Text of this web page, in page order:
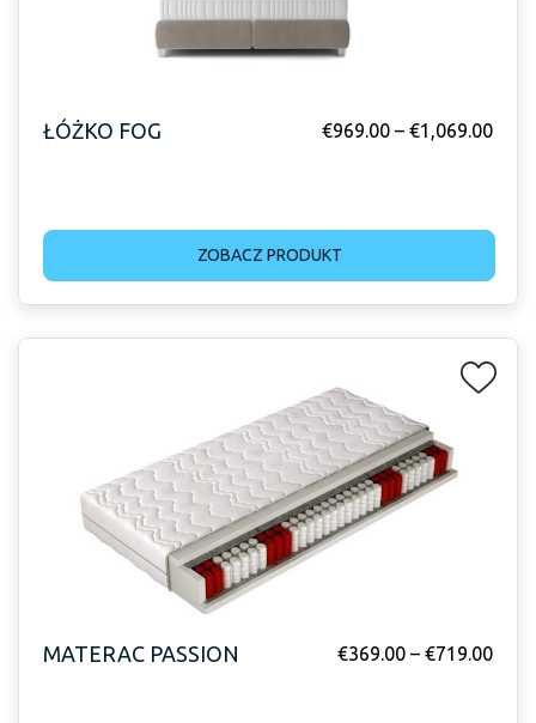
ŁÓŻKO FOG €969.00 – €1,069.00
ZOBACZ PRODUKT
MATERAC PASSION €369.00 – €719.00